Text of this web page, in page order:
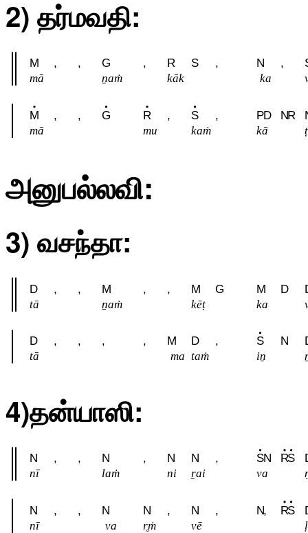
2) தர்மவதி:
M , , G , R S , N ,
mā ṉaṁ kāk ka
M , , G R , S , PD NR
mā mu kaṁ kā
அனுபல்லவி:
3) வசந்தா:
D , , M , , M G M D
tā ṉaṁ kēṭ ka
D , , , , M D , S N
tā ma taṁ iṉ
4)தன்யாஸி:
N , , N , N N , SN RS
nī laṁ ni ṟai va
N , , N N , N , N, RS
nī va r̥ṁ vē